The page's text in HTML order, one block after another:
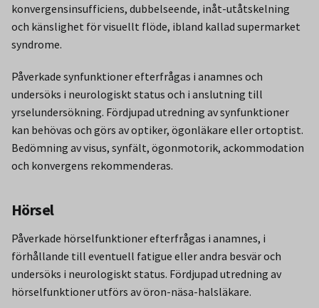
konvergensinsufficiens, dubbelseende, inåt-utåtskelning
och känslighet för visuellt flöde, ibland kallad supermarket
syndrome.
Påverkade synfunktioner efterfrågas i anamnes och
undersöks i neurologiskt status och i anslutning till
yrselundersökning. Fördjupad utredning av synfunktioner
kan behövas och görs av optiker, ögonläkare eller ortoptist.
Bedömning av visus, synfält, ögonmotorik, ackommodation
och konvergens rekommenderas.
Hörsel
Påverkade hörselfunktioner efterfrågas i anamnes, i
förhållande till eventuell fatigue eller andra besvär och
undersöks i neurologiskt status. Fördjupad utredning av
hörselfunktioner utförs av öron-näsa-halsläkare.